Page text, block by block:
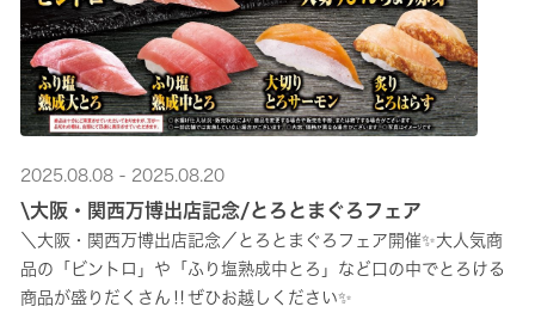
2025.08.08 - 2025.08.20
\大阪・関西万博出店記念/とろとまぐろフェア
＼大阪・関西万博出店記念／とろとまぐろフェア開催✨大人気商
品の「ビントロ」や「ふり塩熟成中とろ」など口の中でとろける
商品が盛りだくさん‼ぜひお越しください✨